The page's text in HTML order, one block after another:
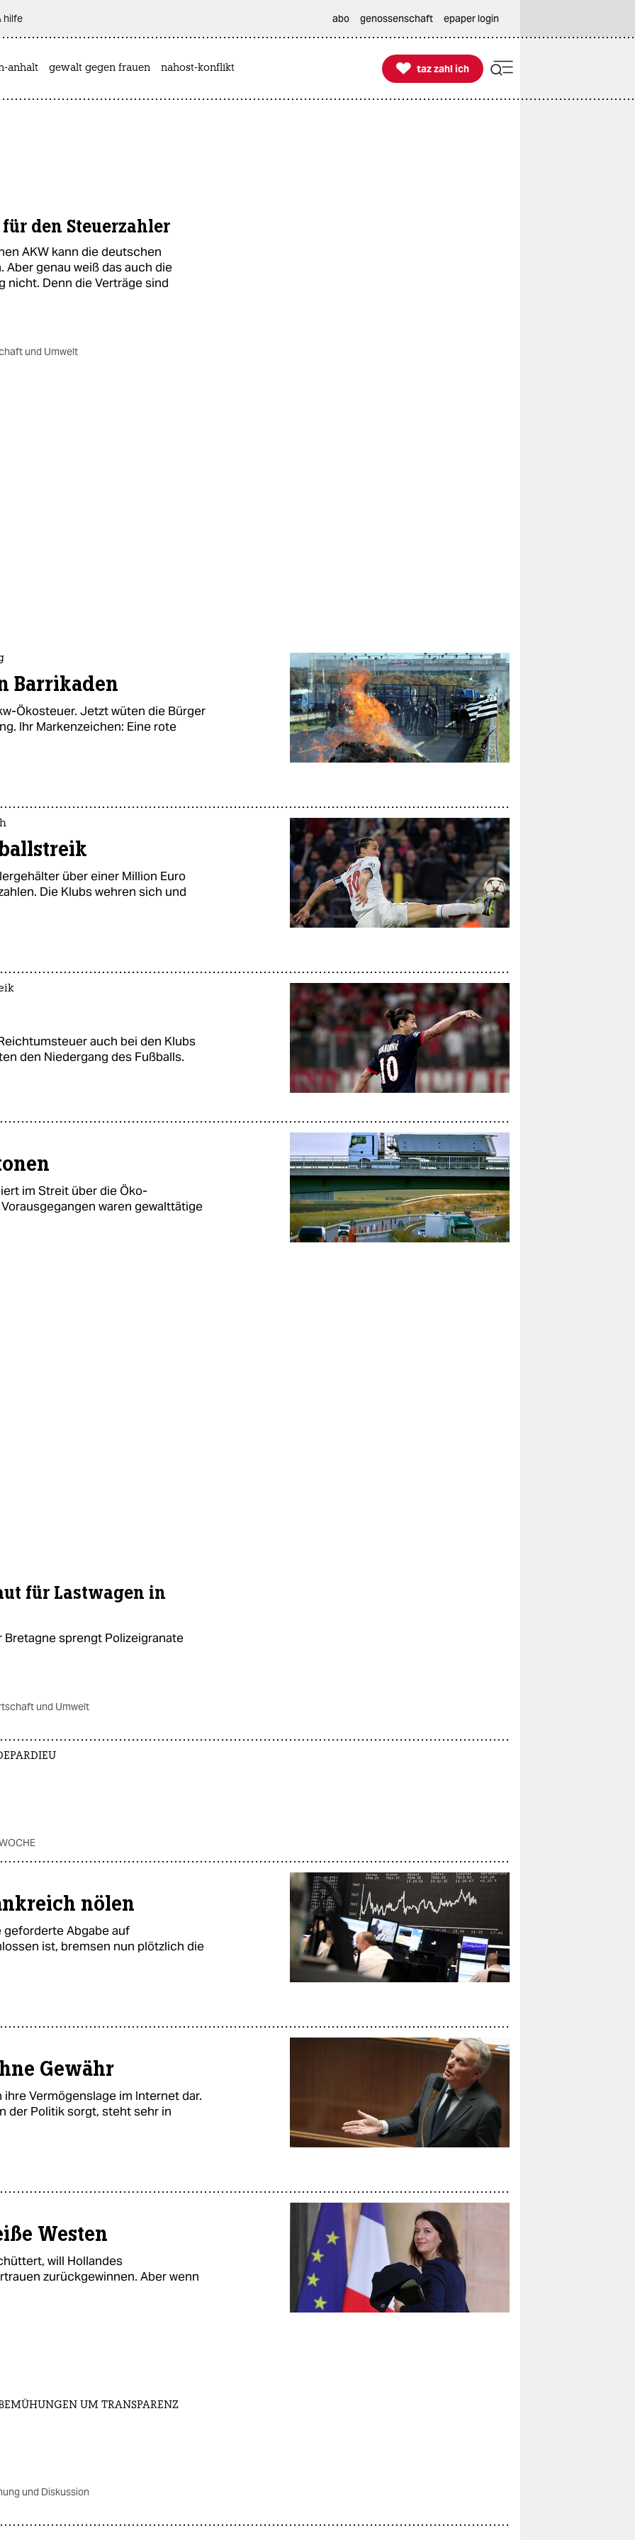
hilfe abo genossenschaft epaper login
anhalt gewalt gegen frauen nahost-konflikt 
taz zahl ich
taz zahl ich
den Steuerzahler
AKW kann die deutschen
genau weiß das auch die
nicht. Denn die Verträge sind
und Umwelt
Barrikaden
Ökosteuer. Jetzt wüten die Bürger
Ihr Markenzeichen: Eine rote
über einer Million Euro
Die Klubs wehren sich und
auch bei den Klubs
den Niedergang des Fußballs.
im Streit über die Öko-
waren gewalttätige
für Lastwagen in
Bretagne sprengt Polizeigranate
und Umwelt
nölen
geforderte Abgabe auf
ist, bremsen nun plötzlich die
Gewähr
Vermögenslage im Internet dar.
der Politik sorgt, steht sehr in
Westen
will Hollandes
zurückgewinnen. Aber wenn
UM TRANSPARENZ
und Diskussion